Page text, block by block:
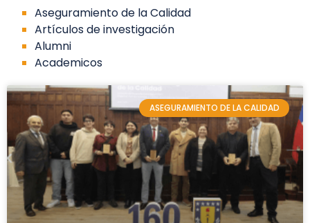
Aseguramiento de la Calidad
Artículos de investigación
Alumni
Academicos
ASEGURAMIENTO DE LA CALIDAD